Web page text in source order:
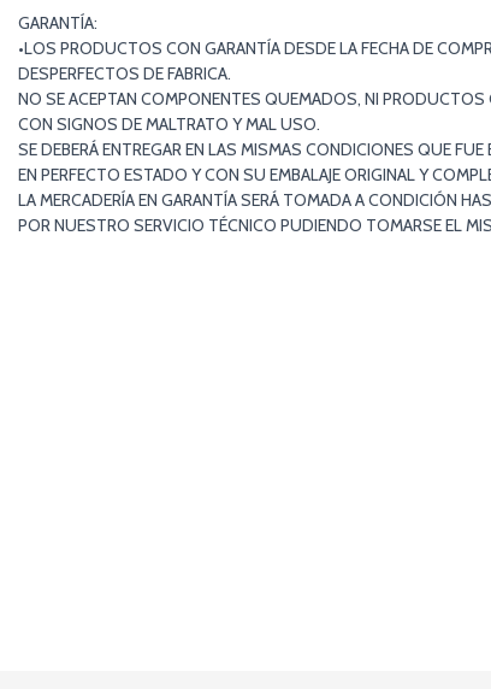
GARANTÍA:
•LOS PRODUCTOS CON GARANTÍA DESDE LA FECHA DE
DESPERFECTOS DE FABRICA.
NO SE ACEPTAN COMPONENTES QUEMADOS, NI
CON SIGNOS DE MALTRATO Y MAL USO.
SE DEBERÁ ENTREGAR EN LAS MISMAS CONDICIONES QUE FUE
EN PERFECTO ESTADO Y CON SU EMBALAJE ORIGINAL Y
LA MERCADERÍA EN GARANTÍA SERÁ TOMADA A CONDICIÓN
POR NUESTRO SERVICIO TÉCNICO PUDIENDO TOMARSE EL